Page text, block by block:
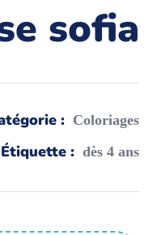
sofia
: Coloriages
Étiquette : dès 4 ans